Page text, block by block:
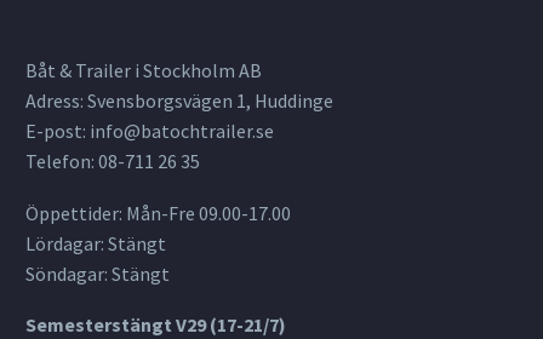
Båt & Trailer i Stockholm AB
Adress: Svensborgsvägen 1, Huddinge
E-post: info@batochtrailer.se
Telefon: 08-711 26 35
Öppettider: Mån-Fre 09.00-17.00
Lördagar: Stängt
Söndagar: Stängt
Semesterstängt V29 (17-21/7)